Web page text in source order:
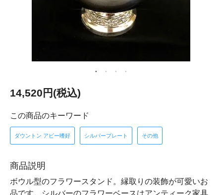
14,520円(税込)
この商品のキーワード
ダウントン アビー嗜好 シルバープレート その他
商品説明
ボウル型のフラワースタンド。縁取りの装飾が可愛いお
品です。シルバーのフラワーベースはアンティーク家具